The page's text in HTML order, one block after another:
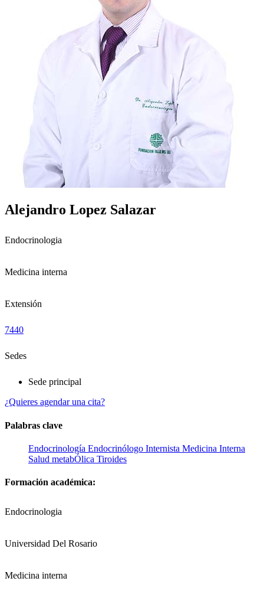
Alejandro Lopez Salazar
Endocrinologia
Medicina interna
Extensión
7440
Sedes
Sede principal
¿Quieres agendar una cita?
Palabras clave
Endocrinología Endocrinólogo Internista Medicina Interna
Salud metabÓlica Tiroides
Formación académica:
Endocrinologia
Universidad Del Rosario
Medicina interna